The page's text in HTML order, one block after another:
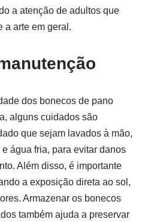
a atenção de adultos que
a arte em geral.
dos bonecos de pano
alguns cuidados são
que sejam lavados à mão,
água fria, para evitar danos
Além disso, é importante
a exposição direta ao sol,
Armazenar os bonecos
também ajuda a preservar